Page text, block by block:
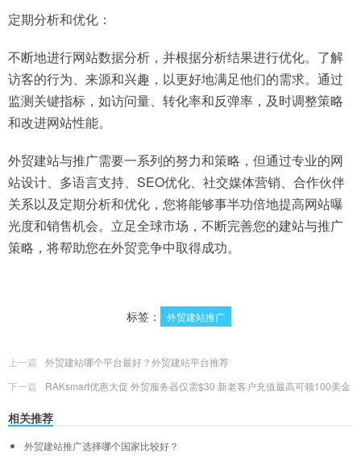
定期分析和优化：
不断地进行网站数据分析，并根据分析结果进行优化。了解
访客的行为、来源和兴趣，以更好地满足他们的需求。通过
监测关键指标，如访问量、转化率和反弹率，及时调整策略
和改进网站性能。
外贸建站与推广需要一系列的努力和策略，但通过专业的网
站设计、多语言支持、SEO优化、社交媒体营销、合作伙伴
关系以及定期分析和优化，您将能够事半功倍地提高网站曝
光度和销售机会。立足全球市场，不断完善您的建站与推广
策略，将帮助您在外贸竞争中取得成功。
标签： 外贸建站推广
上一篇
外贸建站哪个平台最好？外贸建站平台推荐
下一篇
RAKsmart优惠大促 外贸服务器仅需$30 新老客户充值最高可领100美金
相关推荐
外贸建站推广选择哪个国家比较好？